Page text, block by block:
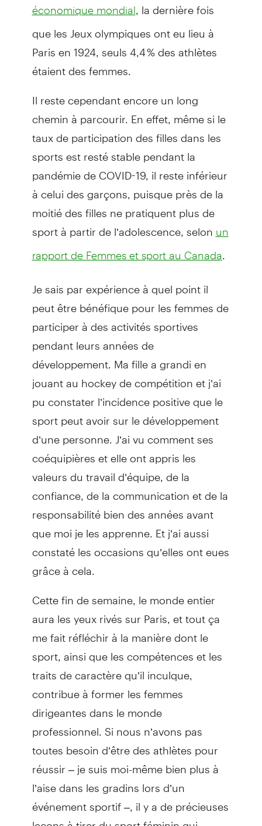
économique mondial , la dernière fois
que les Jeux olympiques ont eu lieu à
Paris en 1924, seuls 4,4 % des athlètes
étaient des femmes.
Il reste cependant encore un long
chemin à parcourir. En effet, même si le
taux de participation des filles dans les
sports est resté stable pendant la
pandémie de COVID-19, il reste inférieur
à celui des garçons, puisque près de la
moitié des filles ne pratiquent plus de
sport à partir de l’adolescence, selon un
rapport de Femmes et sport au Canada
Je sais par expérience à quel point il
peut être bénéfique pour les femmes de
participer à des activités sportives
pendant leurs années de
développement. Ma fille a grandi en
jouant au hockey de compétition et j’ai
pu constater l’incidence positive que le
sport peut avoir sur le développement
d’une personne. J’ai vu comment ses
coéquipières et elle ont appris les
valeurs du travail d’équipe, de la
confiance, de la communication et de la
responsabilité bien des années avant
que moi je les apprenne. Et j’ai aussi
constaté les occasions qu’elles ont eues
grâce à cela.
Cette fin de semaine, le monde entier
aura les yeux rivés sur Paris, et tout ça
me fait réfléchir à la manière dont le
sport, ainsi que les compétences et les
traits de caractère qu’il inculque,
contribue à former les femmes
dirigeantes dans le monde
professionnel. Si nous n’avons pas
toutes besoin d’être des athlètes pour
réussir – je suis moi-même bien plus à
l’aise dans les gradins lors d’un
événement sportif –, il y a de précieuses
leçons à tirer du sport féminin qui